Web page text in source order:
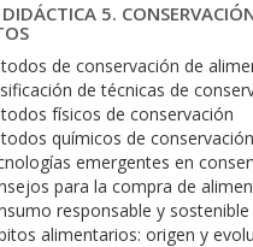
5.
de conservación de
de técnicas de
físicos de conservación
químicos de conservación
emergentes en
para la compra de
responsable y sostenible
alimentarios: origen y